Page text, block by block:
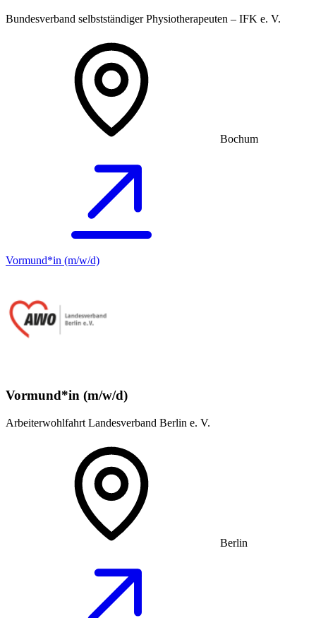
Bundesverband selbstständiger Physiotherapeuten – IFK e. V.
Bochum
Vormund*in (m/w/d)
Vormund*in (m/w/d)
Arbeiterwohlfahrt Landesverband Berlin e. V.
Berlin